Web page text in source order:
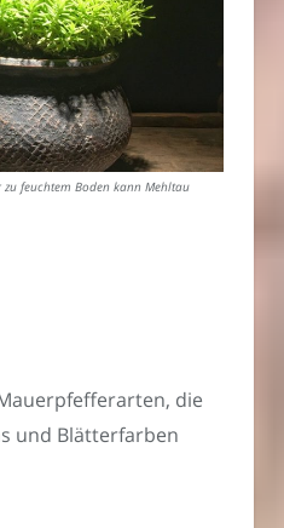
feuchtem Boden kann Mehltau
die
und Blätterfarben